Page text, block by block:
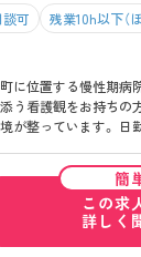
談可 残業10h以下（
に位置する慢性期病
う看護観をお持ちの
が整っています。 日
なほか、マイカー通
味をお持ちの方は、
簡
この求
詳しく